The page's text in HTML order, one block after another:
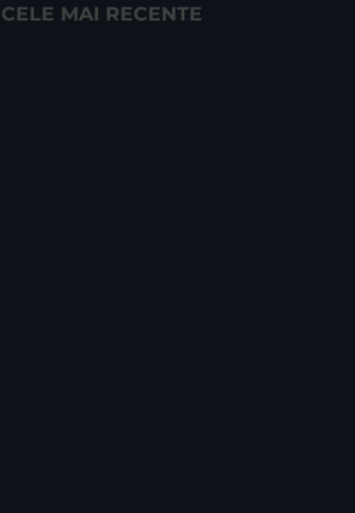
CELE MAI RECENTE